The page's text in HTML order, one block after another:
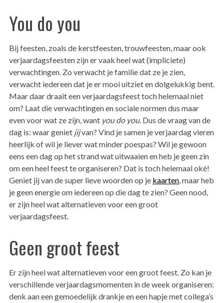
You do you
Bij feesten, zoals de kerstfeesten, trouwfeesten, maar ook
verjaardagsfeesten zijn er vaak heel wat (impliciete)
verwachtingen. Zo verwacht je familie dat ze je zien,
verwacht iedereen dat je er mooi uitziet en dolgelukkig bent.
Maar daar draait een verjaardagsfeest toch helemaal niet
om? Laat die verwachtingen en sociale normen dus maar
even voor wat ze zijn, want you do you. Dus de vraag van de
dag is: waar geniet jijvan? Vind je samen je verjaardag vieren
heerlijk of wil je liever wat minder poespas? Wil je gewoon
eens een dag op het strand wat uitwaaien en heb je geen zin
om een heel feest te organiseren? Dat is toch helemaal oké!
Geniet jij van de super lieve woorden op je kaarten, maar heb
je geen energie om iedereen op die dag te zien? Geen nood,
er zijn heel wat alternatieven voor een groot
verjaardagsfeest.
Geen groot feest
Er zijn heel wat alternatieven voor een groot feest. Zo kan je
verschillende verjaardagsmomenten in de week organiseren:
denk aan een gemoedelijk drankje en een hapje met collega’s